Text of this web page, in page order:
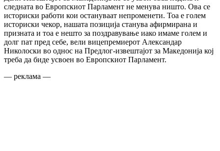
следната во Европскиот Парламент не менува ништо. Ова се
историски работи кои остануваат непроменети. Тоа е голем
историски чекор, нашата позиција станува афирмирана и
призната и тоа е нешто за поздравување иако имаме голем и
долг пат пред себе, вели вицепремиерот Александар
Николоски во однос на Предлог-извештајот за Македонија кој
треба да биде усвоен во Европскиот Парламент.
— реклама —